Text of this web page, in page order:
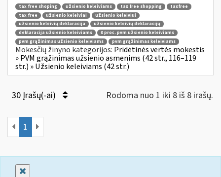
tax free shoping užsienio keleiviams tax free shopping
taxfree
tax free
užsienio keleiviai
užsienio keleiviui
užsienio keleivių deklaracija
užsienio keleivių deklaracijų
deklaracija užsienio keleiviams
0 proc. pvm užsienio keleiviams
pvm grąžinimas užsienio keleiviams
pvm grąžinimas keleiviams
Mokesčių žinyno kategorijos: Pridėtinės vertės mokestis
» PVM grąžinimas užsienio asmenims (42 str., 116–119
str.) » Užsienio keleiviams (42 str.)
30 Įrašų(-ai) Rodoma nuo 1 iki 8 iš 8 irašų.
1